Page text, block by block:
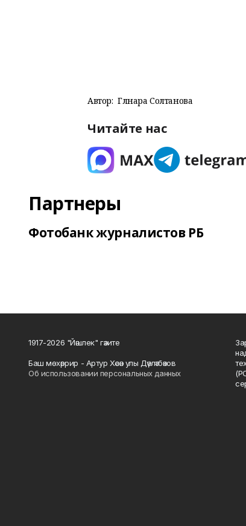
Автор: Гөлнара Солтанова
Читайте нас
Партнеры
Фотобанк журналистов РБ
1917-2026 "Йәшлек" гәзите
Баш мөхәррир - Артур Хәсән улы Дәүләтбәков
Об использовании персональных данных